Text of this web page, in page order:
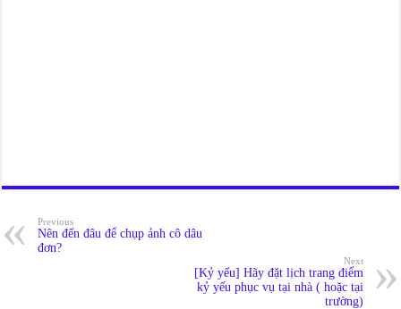
Previous
Nên đến đâu để chụp ảnh cô dâu
đơn?
Next
[Kỷ yếu] Hãy đặt lịch trang điểm
kỷ yếu phục vụ tại nhà ( hoặc tại
trường)